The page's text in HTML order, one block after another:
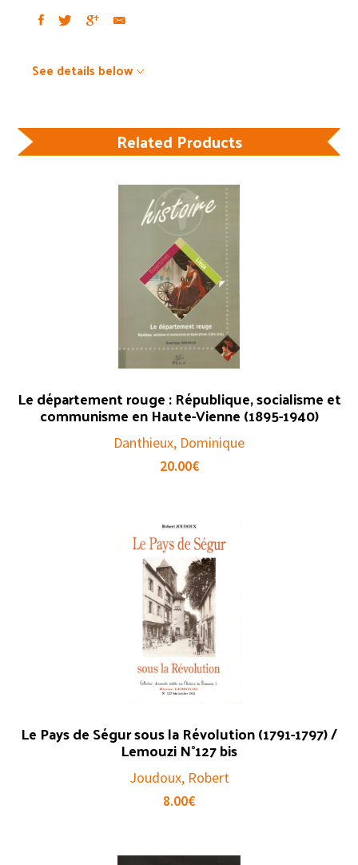
See details below
Related Products
Le département rouge : République, socialisme et
communisme en Haute-Vienne (1895-1940)
Danthieux, Dominique
20.00€
Le Pays de Ségur sous la Révolution (1791-1797) /
Lemouzi N°127 bis
Joudoux, Robert
8.00€